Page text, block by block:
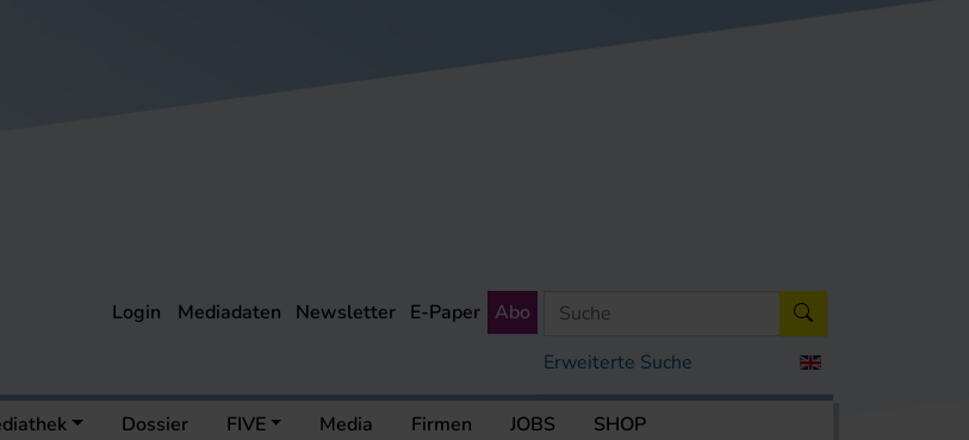
Erweiterte Suche
Login Mediadaten Newsletter E-Paper Abo
Dossier FIVE Media Firmen JOBS SHOP